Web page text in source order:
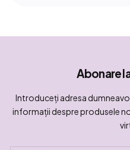
Abonare
Introduceţi adresa
informaţii despre produsele